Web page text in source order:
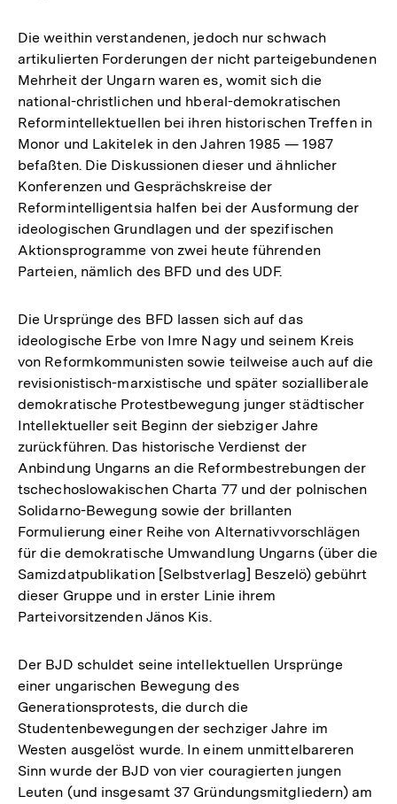
Die weithin verstandenen, jedoch nur schwach
artikulierten Forderungen der nicht parteigebundenen
Mehrheit der Ungarn waren es, womit sich die
national-christlichen und hberal-demokratischen
Reformintellektuellen bei ihren historischen Treffen in
Monor und Lakitelek in den Jahren 1985 — 1987
befaßten. Die Diskussionen dieser und ähnlicher
Konferenzen und Gesprächskreise der
Reformintelligentsia halfen bei der Ausformung der
ideologischen Grundlagen und der spezifischen
Aktionsprogramme von zwei heute führenden
Parteien, nämlich des BFD und des UDF.
Die Ursprünge des BFD lassen sich auf das
ideologische Erbe von Imre Nagy und seinem Kreis
von Reformkommunisten sowie teilweise auch auf die
revisionistisch-marxistische und später sozialliberale
demokratische Protestbewegung junger städtischer
Intellektueller seit Beginn der siebziger Jahre
zurückführen. Das historische Verdienst der
Anbindung Ungarns an die Reformbestrebungen der
tschechoslowakischen Charta 77 und der polnischen
Solidarno-Bewegung sowie der brillanten
Formulierung einer Reihe von Alternativvorschlägen
für die demokratische Umwandlung Ungarns (über die
Samizdatpublikation [Selbstverlag] Beszelö) gebührt
dieser Gruppe und in erster Linie ihrem
Parteivorsitzenden Jänos Kis.
Der BJD schuldet seine intellektuellen Ursprünge
einer ungarischen Bewegung des
Generationsprotests, die durch die
Studentenbewegungen der sechziger Jahre im
Westen ausgelöst wurde. In einem unmittelbareren
Sinn wurde der BJD von vier couragierten jungen
Leuten (und insgesamt 37 Gründungsmitgliedern) am